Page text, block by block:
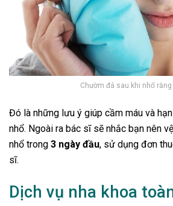
Chườm đá sau khi nhổ răng
Đó là những lưu ý giúp cầm máu và
nhổ. Ngoài ra bác sĩ sẽ nhắc bạn nên
nhổ trong 3 ngày đầu, sử dụng đơn
sĩ.
Dịch vụ nha khoa